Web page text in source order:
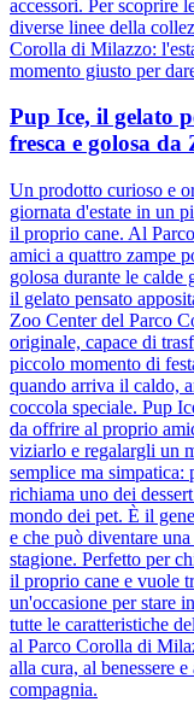
accessori. Per scoprire
diverse linee della
Corolla di Milazzo:
momento giusto per
Pup Ice, il gelato
fresca e golosa da
Un prodotto curioso e
giornata d'estate in un
il proprio cane. Al
amici a quattro zampe
golosa durante le calde
il gelato pensato
Zoo Center del Parco
originale, capace di
piccolo momento di
quando arriva il caldo,
coccola speciale. Pup
da offrire al proprio
viziarlo e regalargli un
semplice ma simpatica:
richiama uno dei
mondo dei pet. È il
e che può diventare
stagione. Perfetto per
il proprio cane e vuole
un'occasione per stare
tutte le caratteristiche
al Parco Corolla di
alla cura, al benessere
compagnia.